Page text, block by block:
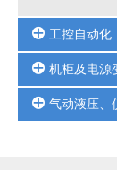
工控自动化
HMI人机界
PLC可编程
变频器及变
伺服电机
机柜及电源
UPS不间断
气动液压、
气缸气阀真